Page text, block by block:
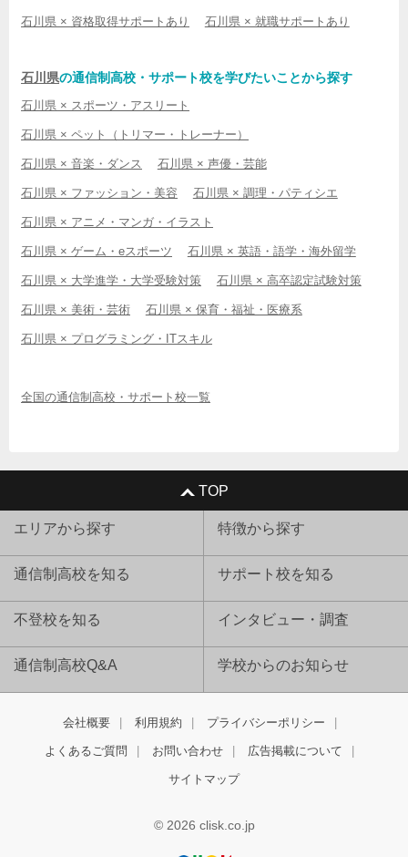
石川県 × 資格取得サポートあり 石川県 × 就職サポートあり
石川県の通信制高校・サポート校を学びたいことから探す
石川県 × スポーツ・アスリート
石川県 × ペット（トリマー・トレーナー）
石川県 × 音楽・ダンス 石川県 × 声優・芸能
石川県 × ファッション・美容 石川県 × 調理・パティシエ
石川県 × アニメ・マンガ・イラスト
石川県 × ゲーム・eスポーツ 石川県 × 英語・語学・海外留学
石川県 × 大学進学・大学受験対策 石川県 × 高卒認定試験対策
石川県 × 美術・芸術 石川県 × 保育・福祉・医療系
石川県 × プログラミング・ITスキル
全国の通信制高校・サポート校一覧
TOP
エリアから探す 特徴から探す
通信制高校を知る サポート校を知る
不登校を知る インタビュー・調査
通信制高校Q&A 学校からのお知らせ
会社概要 利用規約 プライバシーポリシー
よくあるご質問 お問い合わせ 広告掲載について
サイトマップ
© 2026 clisk.co.jp